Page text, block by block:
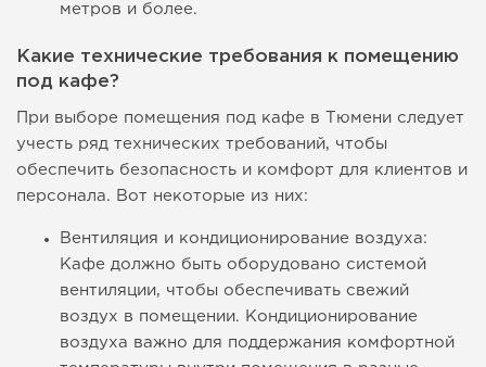
метров и более.
Какие технические требования к помещению
под кафе?
При выборе помещения под кафе в Тюмени следует
учесть ряд технических требований, чтобы
обеспечить безопасность и комфорт для клиентов и
персонала. Вот некоторые из них:
Вентиляция и кондиционирование воздуха:
Кафе должно быть оборудовано системой
вентиляции, чтобы обеспечивать свежий
воздух в помещении. Кондиционирование
воздуха важно для поддержания комфортной